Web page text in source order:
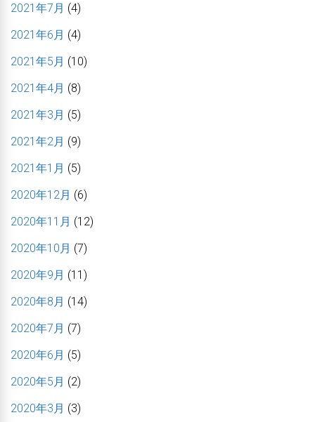
2021年7月 (4)
2021年6月 (4)
2021年5月 (10)
2021年4月 (8)
2021年3月 (5)
2021年2月 (9)
2021年1月 (5)
2020年12月 (6)
2020年11月 (12)
2020年10月 (7)
2020年9月 (11)
2020年8月 (14)
2020年7月 (7)
2020年6月 (5)
2020年5月 (2)
2020年3月 (3)